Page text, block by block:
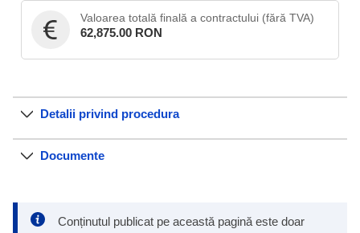
Valoarea totală finală a contractului (fără TVA)
62,875.00 RON
Detalii privind procedura
Documente
Conținutul publicat pe această pagină este doar